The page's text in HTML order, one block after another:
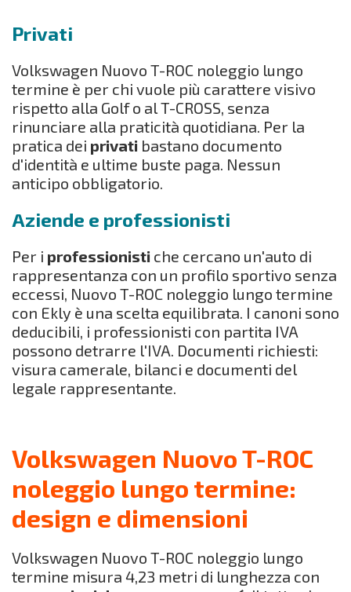
Privati
Volkswagen Nuovo T-ROC noleggio lungo
termine è per chi vuole più carattere visivo
rispetto alla Golf o al T-CROSS, senza
rinunciare alla praticità quotidiana. Per la
pratica dei privati bastano documento
d'identità e ultime buste paga. Nessun
anticipo obbligatorio.
Aziende e professionisti
Per i professionisti che cercano un'auto di
rappresentanza con un profilo sportivo senza
eccessi, Nuovo T-ROC noleggio lungo termine
con Ekly è una scelta equilibrata. I canoni sono
deducibili, i professionisti con partita IVA
possono detrarre l'IVA. Documenti richiesti:
visura camerale, bilanci e documenti del
legale rappresentante.
Volkswagen Nuovo T-ROC
noleggio lungo termine:
design e dimensioni
Volkswagen Nuovo T-ROC noleggio lungo
termine misura 4,23 metri di lunghezza con